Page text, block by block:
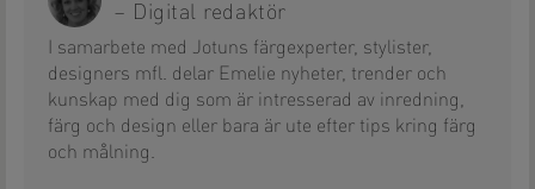
– Digital redaktör
I samarbete med Jotuns färgexperter, stylister,
designers mfl. delar Emelie nyheter, trender och
kunskap med dig som är intresserad av inredning,
färg och design eller bara är ute efter tips kring färg
och målning.